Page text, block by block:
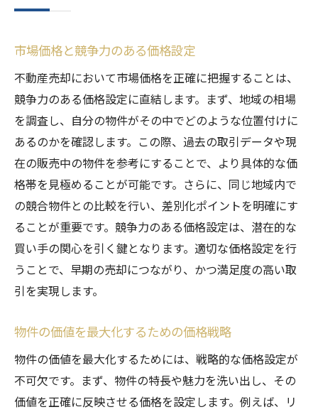
市場価格と競争力のある価格設定
不動産売却において市場価格を正確に把握することは、
競争力のある価格設定に直結します。まず、地域の相場
を調査し、自分の物件がその中でどのような位置付けに
あるのかを確認します。この際、過去の取引データや現
在の販売中の物件を参考にすることで、より具体的な価
格帯を見極めることが可能です。さらに、同じ地域内で
の競合物件との比較を行い、差別化ポイントを明確にす
ることが重要です。競争力のある価格設定は、潜在的な
買い手の関心を引く鍵となります。適切な価格設定を行
うことで、早期の売却につながり、かつ満足度の高い取
引を実現します。
物件の価値を最大化するための価格戦略
物件の価値を最大化するためには、戦略的な価格設定が
不可欠です。まず、物件の特長や魅力を洗い出し、その
価値を正確に反映させる価格を設定します。例えば、リ